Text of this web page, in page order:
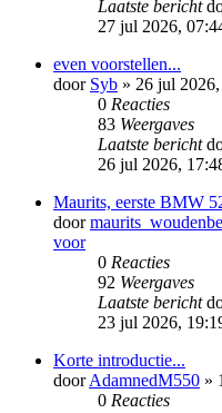
Laatste bericht
27 jul 2026,
even voorstellen...
door Syb » 26 jul
0 Reacties
83 Weergaves
Laatste bericht
26 jul 2026,
Maurits, eerste BMW
door
voor
0 Reacties
92 Weergaves
Laatste bericht
23 jul 2026,
Korte introductie...
doorAdamnedM550 »
0 Reacties